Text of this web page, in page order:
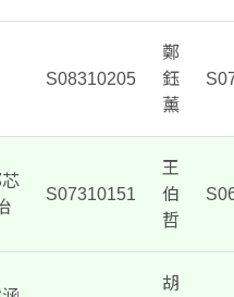
S08310205
鄭
鈺
薰
S07310151
王
伯
哲
胡